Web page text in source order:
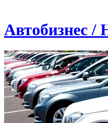
Автобизнес /